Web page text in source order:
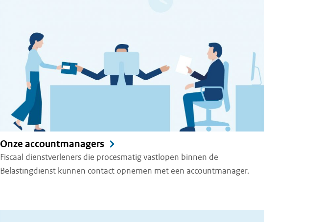
Onze accountmanagers
Fiscaal dienstverleners die procesmatig vastlopen binnen de
Belastingdienst kunnen contact opnemen met een accountmanager.